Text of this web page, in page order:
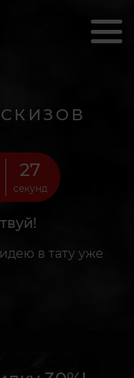
25
секунд
в тату уже